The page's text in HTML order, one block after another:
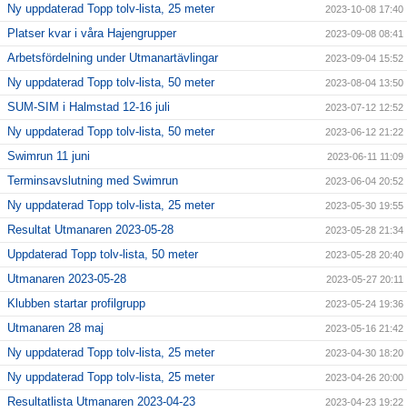
Ny uppdaterad Topp tolv-lista, 25 meter 2023-10-08 17:40
Platser kvar i våra Hajengrupper 2023-09-08 08:41
Arbetsfördelning under Utmanartävlingar 2023-09-04 15:52
Ny uppdaterad Topp tolv-lista, 50 meter 2023-08-04 13:50
SUM-SIM i Halmstad 12-16 juli 2023-07-12 12:52
Ny uppdaterad Topp tolv-lista, 50 meter 2023-06-12 21:22
Swimrun 11 juni 2023-06-11 11:09
Terminsavslutning med Swimrun 2023-06-04 20:52
Ny uppdaterad Topp tolv-lista, 25 meter 2023-05-30 19:55
Resultat Utmanaren 2023-05-28 2023-05-28 21:34
Uppdaterad Topp tolv-lista, 50 meter 2023-05-28 20:40
Utmanaren 2023-05-28 2023-05-27 20:11
Klubben startar profilgrupp 2023-05-24 19:36
Utmanaren 28 maj 2023-05-16 21:42
Ny uppdaterad Topp tolv-lista, 25 meter 2023-04-30 18:20
Ny uppdaterad Topp tolv-lista, 25 meter 2023-04-26 20:00
Resultatlista Utmanaren 2023-04-23 2023-04-23 19:22